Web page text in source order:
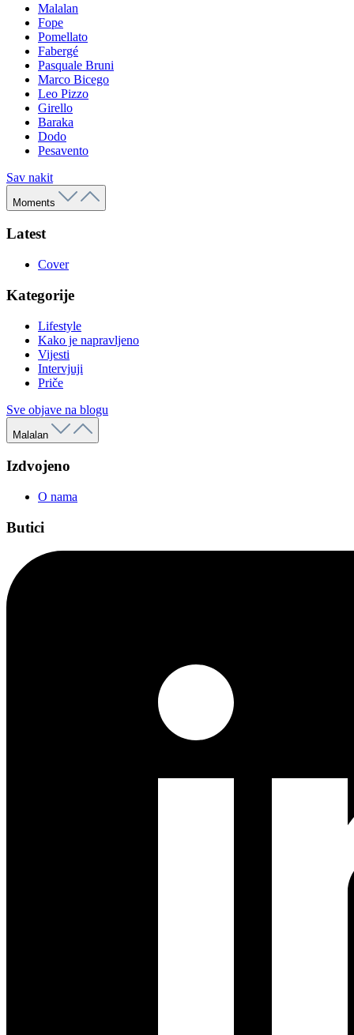
Malalan
Fope
Pomellato
Fabergé
Pasquale Bruni
Marco Bicego
Leo Pizzo
Girello
Baraka
Dodo
Pesavento
Sav nakit
Moments
Latest
Cover
Kategorije
Lifestyle
Kako je napravljeno
Vijesti
Intervjuji
Priče
Sve objave na blogu
Malalan
Izdvojeno
O nama
Butici